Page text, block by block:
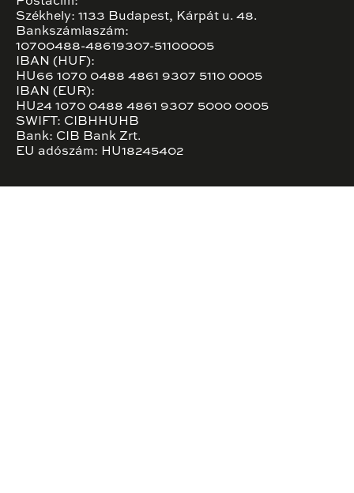
Székhely: 1133 Budapest, Kárpát u. 48.
Bankszámlaszám:
10700488-48619307-51100005
IBAN (HUF):
HU66 1070 0488 4861 9307 5110 0005
IBAN (EUR):
HU24 1070 0488 4861 9307 5000 0005
SWIFT: CIBHHUHB
Bank: CIB Bank Zrt.
EU adószám: HU18245402